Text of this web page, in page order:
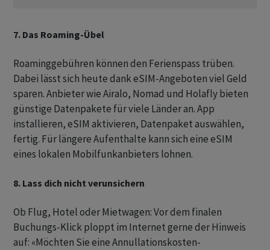
7. Das Roaming-Übel
Roaminggebühren können den Ferienspass trüben.
Dabei lässt sich heute dank eSIM-Angeboten viel Geld
sparen. Anbieter wie Airalo, Nomad und Holafly bieten
günstige Datenpakete für viele Länder an. App
installieren, eSIM aktivieren, Datenpaket auswählen,
fertig. Für längere Aufenthalte kann sich eine eSIM
eines lokalen Mobilfunkanbieters lohnen.
8. Lass dich nicht verunsichern
Ob Flug, Hotel oder Mietwagen: Vor dem finalen
Buchungs-Klick ploppt im Internet gerne der Hinweis
auf: «Möchten Sie eine Annullationskosten-